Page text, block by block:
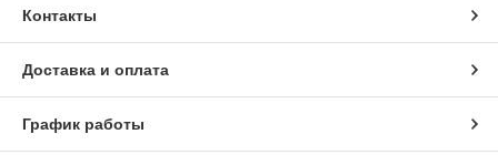
Контакты
Доставка и оплата
График работы